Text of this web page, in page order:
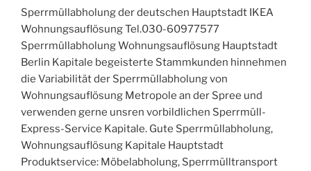
Sperrmüllabholung der deutschen Hauptstadt IKEA
Wohnungsauflösung Tel.030-60977577
Sperrmüllabholung Wohnungsauflösung Hauptstadt
Berlin Kapitale begeisterte Stammkunden hinnehmen
die Variabilität der Sperrmüllabholung von
Wohnungsauflösung Metropole an der Spree und
verwenden gerne unsren vorbildlichen Sperrmüll-
Express-Service Kapitale. Gute Sperrmüllabholung,
Wohnungsauflösung Kapitale Hauptstadt
Produktservice: Möbelabholung, Sperrmülltransport